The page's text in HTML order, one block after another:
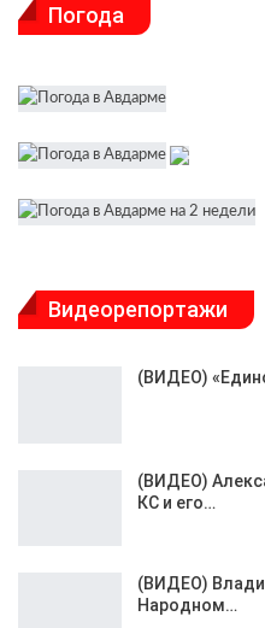
Погода
Видеорепортажи
(ВИДЕО)
(ВИДЕО)
КС и его…
(ВИДЕО)
Народном…